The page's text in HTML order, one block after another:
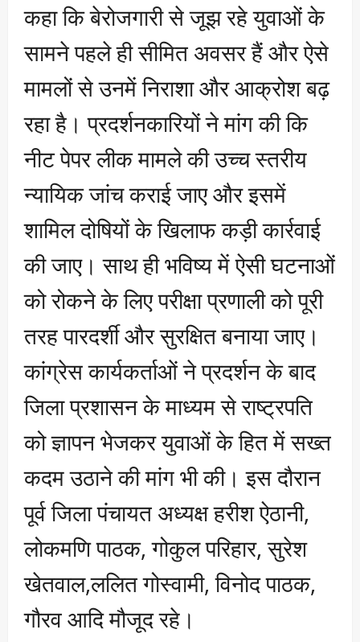
कहा कि बेरोजगारी से जूझ रहे युवाओं के
सामने पहले ही सीमित अवसर हैं और ऐसे
मामलों से उनमें निराशा और आक्रोश बढ़
रहा है। प्रदर्शनकारियों ने मांग की कि
नीट पेपर लीक मामले की उच्च स्तरीय
न्यायिक जांच कराई जाए और इसमें
शामिल दोषियों के खिलाफ कड़ी कार्रवाई
की जाए। साथ ही भविष्य में ऐसी घटनाओं
को रोकने के लिए परीक्षा प्रणाली को पूरी
तरह पारदर्शी और सुरक्षित बनाया जाए।
कांग्रेस कार्यकर्ताओं ने प्रदर्शन के बाद
जिला प्रशासन के माध्यम से राष्ट्रपति
को ज्ञापन भेजकर युवाओं के हित में सख्त
कदम उठाने की मांग भी की। इस दौरान
पूर्व जिला पंचायत अध्यक्ष हरीश ऐठानी,
लोकमणि पाठक, गोकुल परिहार, सुरेश
खेतवाल,ललित गोस्वामी, विनोद पाठक,
गौरव आदि मौजूद रहे।